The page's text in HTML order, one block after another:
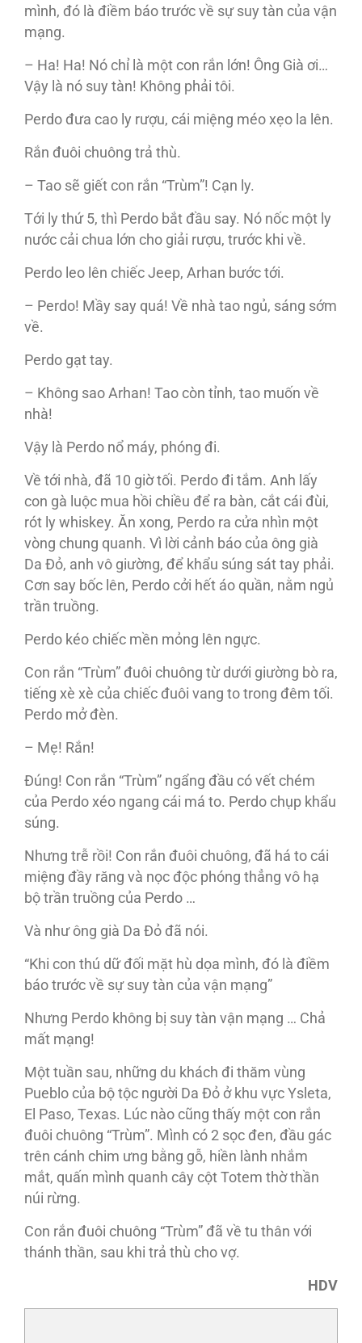
mình, đó là điềm báo trước về sự suy tàn của vận
mạng.
– Ha! Ha! Nó chỉ là một con rắn lớn! Ông Già ơi…
Vậy là nó suy tàn! Không phải tôi.
Perdo đưa cao ly rượu, cái miệng méo xẹo la lên.
Rắn đuôi chuông trả thù.
– Tao sẽ giết con rắn “Trùm”! Cạn ly.
Tới ly thứ 5, thì Perdo bắt đầu say. Nó nốc một ly
nước cải chua lớn cho giải rượu, trước khi về.
Perdo leo lên chiếc Jeep, Arhan bước tới.
– Perdo! Mầy say quá! Về nhà tao ngủ, sáng sớm
về.
Perdo gạt tay.
– Không sao Arhan! Tao còn tỉnh, tao muốn về
nhà!
Vậy là Perdo nổ máy, phóng đi.
Về tới nhà, đã 10 giờ tối. Perdo đi tắm. Anh lấy
con gà luộc mua hồi chiều để ra bàn, cắt cái đùi,
rót ly whiskey. Ăn xong, Perdo ra cửa nhìn một
vòng chung quanh. Vì lời cảnh báo của ông già
Da Đỏ, anh vô giường, để khẩu súng sát tay phải.
Cơn say bốc lên, Perdo cởi hết áo quần, nằm ngủ
trần truồng.
Perdo kéo chiếc mền mỏng lên ngực.
Con rắn “Trùm” đuôi chuông từ dưới giường bò ra,
tiếng xè xè của chiếc đuôi vang to trong đêm tối.
Perdo mở đèn.
– Mẹ! Rắn!
Đúng! Con rắn “Trùm” ngẩng đầu có vết chém
của Perdo xéo ngang cái má to. Perdo chụp khẩu
súng.
Nhưng trễ rồi! Con rắn đuôi chuông, đã há to cái
miệng đầy răng và nọc độc phóng thẳng vô hạ
bộ trần truồng của Perdo …
Và như ông già Da Đỏ đã nói.
“Khi con thú dữ đối mặt hù dọa mình, đó là điềm
báo trước về sự suy tàn của vận mạng”
Nhưng Perdo không bị suy tàn vận mạng … Chả
mất mạng!
Một tuần sau, những du khách đi thăm vùng
Pueblo của bộ tộc người Da Đỏ ở khu vực Ysleta,
El Paso, Texas. Lúc nào cũng thấy một con rắn
đuôi chuông “Trùm”. Mình có 2 sọc đen, đầu gác
trên cánh chim ưng bằng gỗ, hiền lành nhắm
mắt, quấn mình quanh cây cột Totem thờ thần
núi rừng.
Con rắn đuôi chuông “Trùm” đã về tu thân với
thánh thần, sau khi trả thù cho vợ.
HDV